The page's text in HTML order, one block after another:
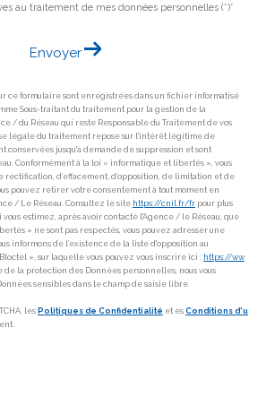
au traitement de mes données personnelles (*)*
Envoyer
ce formulaire sont enregistrées dans un fichier informatisé
Sous-traitant du traitement pour la gestion de la
/ du Réseau qui reste Responsable du Traitement de vos
légale du traitement repose sur l'intérêt légitime de
conservées jusqu'à demande de suppression et sont
Conformément à la loi « informatique et libertés », vous
rectification, d’effacement, d’opposition, de limitation et de
pouvez retirer votre consentement à tout moment en
/ Le Réseau. Consultez le site https://cnil.fr/fr pour plus
vous estimez, après avoir contacté l'Agence / le Réseau, que
» ne sont pas respectés, vous pouvez adresser une
informons de l’existence de la liste d'opposition au
», sur laquelle vous pouvez vous inscrire ici : https://ww
de la protection des Données personnelles, nous vous
sensibles dans le champ de saisie libre.
les Politiques de Confidentialité et es Conditions d'u